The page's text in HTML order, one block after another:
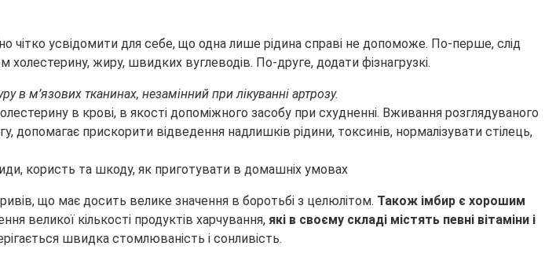
чітко усвідомити для себе, що одна лише рідина справі не допоможе. По-перше, слід
жиру, швидких вуглеводів. По-друге, додати фізнагрузкі.
м’язових тканинах, незамінний при лікуванні артрозу.
в крові, в якості допоміжного засобу при схудненні. Вживання розглядуваного
прискорити відведення надлишків рідини, токсинів, нормалізувати стілець,
що має досить велике значення в боротьбі з целюлітом. Також імбир є хорошим
великої кількості продуктів харчування, які в своєму складі містять певні вітаміни і
швидка стомлюваність і сонливість.